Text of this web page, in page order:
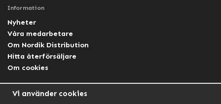
Information
Nyheter
Våra medarbetare
Om Nordik Distribution
Hitta återförsäljare
Om cookies
Vi använder cookies